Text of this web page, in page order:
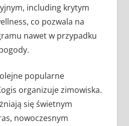
including krytym
co pozwala na
nawet w przypadku
popularne
organizuje zimowiska.
się świetnym
nowoczesnym